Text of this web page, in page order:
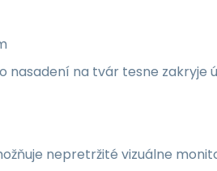
nasadení na tvár tesne zakryje
nepretržité vizuálne